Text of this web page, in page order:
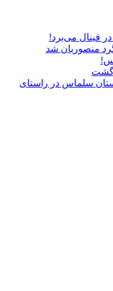
در فینال می‌برد!
منصوریان شد
سلماس در راستای